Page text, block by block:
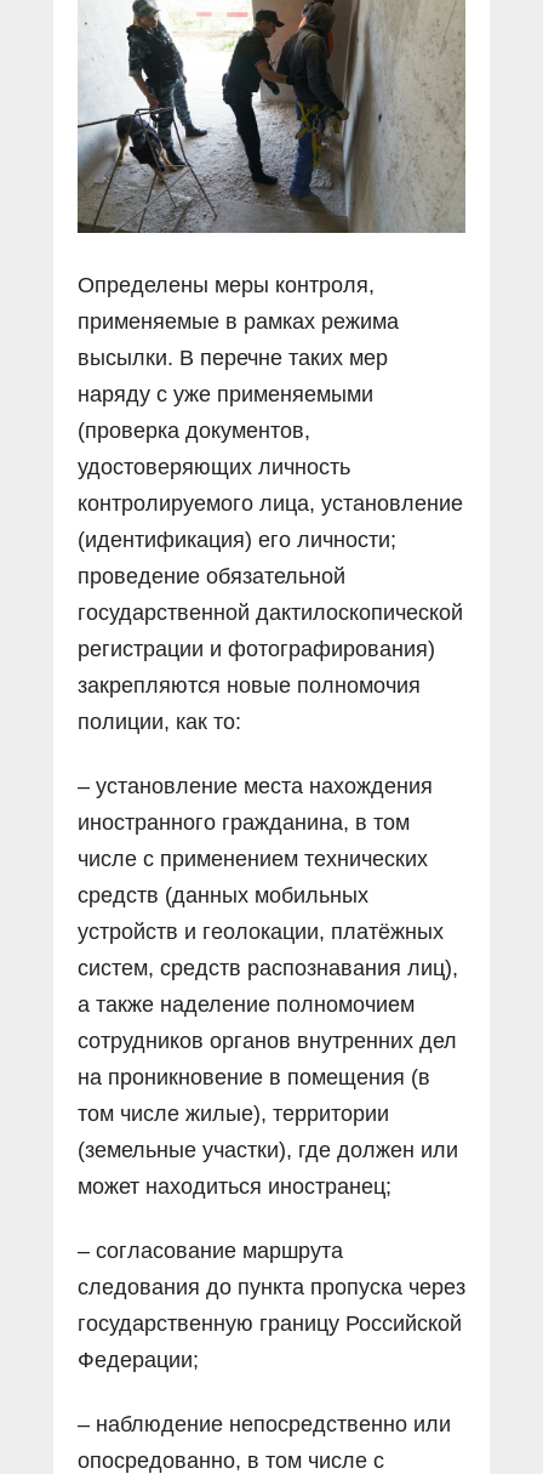
Определены меры контроля,
применяемые в рамках режима
высылки. В перечне таких мер
наряду с уже применяемыми
(проверка документов,
удостоверяющих личность
контролируемого лица, установление
(идентификация) его личности;
проведение обязательной
государственной дактилоскопической
регистрации и фотографирования)
закрепляются новые полномочия
полиции, как то:
– установление места нахождения
иностранного гражданина, в том
числе с применением технических
средств (данных мобильных
устройств и геолокации, платёжных
систем, средств распознавания лиц),
а также наделение полномочием
сотрудников органов внутренних дел
на проникновение в помещения (в
том числе жилые), территории
(земельные участки), где должен или
может находиться иностранец;
– согласование маршрута
следования до пункта пропуска через
государственную границу Российской
Федерации;
– наблюдение непосредственно или
опосредованно, в том числе с